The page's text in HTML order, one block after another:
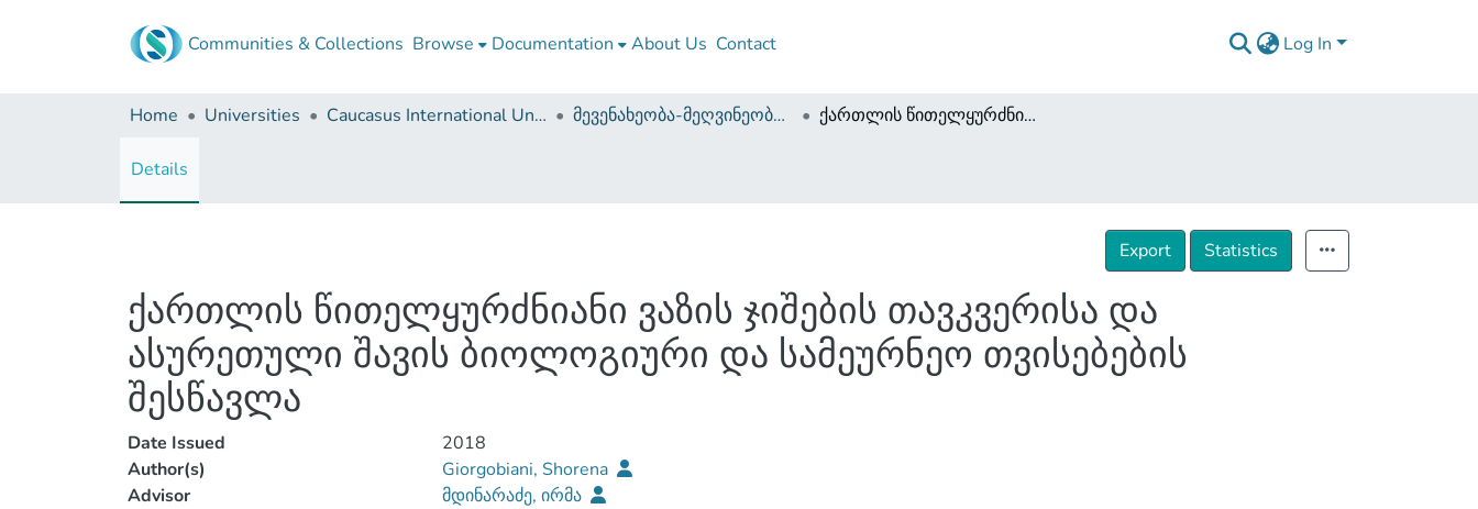
Communities & Collections Browse Documentation About Us Contact Log In
Home Universities Caucasus International University მევენახეობა-მეღვინეობის ფაკულტეტი (დისერტაციები, სამაგისტრო ნაშრომები) ქართლის წითელყურძნიანი ვაზის ჯიშების თავკვერისა და ასურეთული შავის ბიოლოგიური და სამეურნეო თვისებების შესწავლა
Details
Export Statistics
ქართლის წითელყურძნიანი ვაზის ჯიშების თავკვერისა და
ასურეთული შავის ბიოლოგიური და სამეურნეო თვისებების
შესწავლა
Date Issued
2018
Author(s)
Giorgobiani, Shorena
Advisor
მდინარაძე, ირმა